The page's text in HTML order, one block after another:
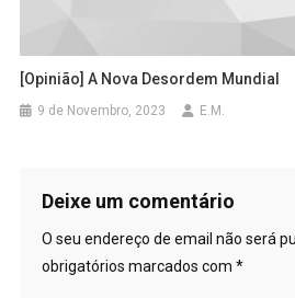
[Opinião] A Nova Desordem Mundial
9 de Novembro, 2023 E.M.
Deixe um comentário
O seu endereço de email não será
obrigatórios marcados com *